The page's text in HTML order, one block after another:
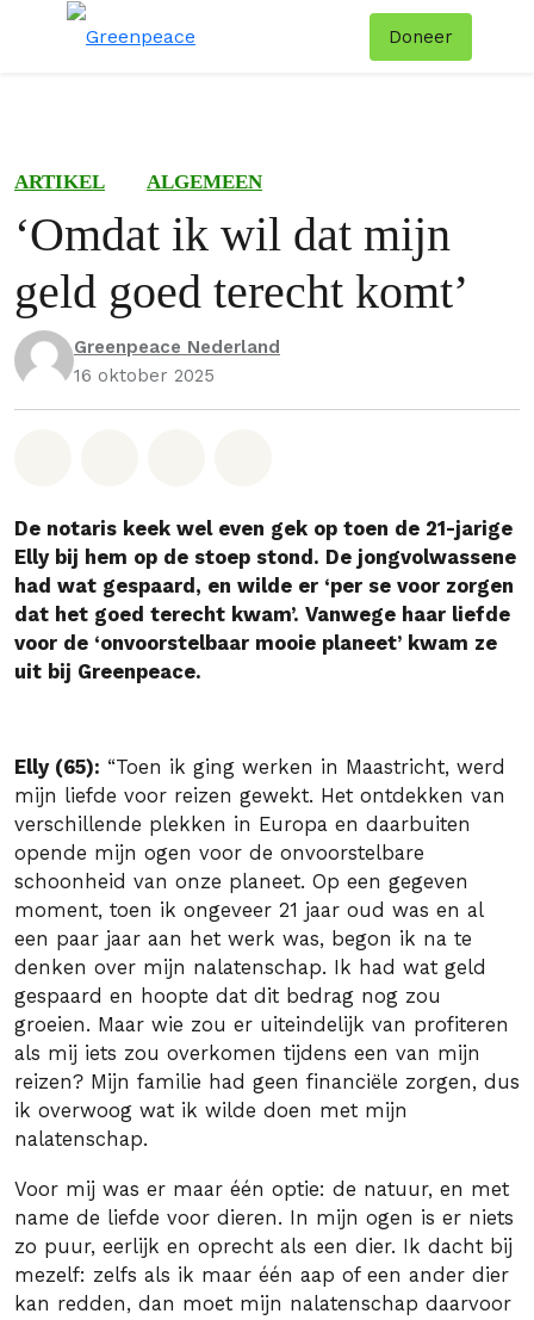
Doneer
ARTIKEL ALGEMEEN
‘Omdat ik wil dat mijn
geld goed terecht komt’
Greenpeace Nederland
16 oktober 2025
De notaris keek wel even gek op toen de 21-jarige
Elly bij hem op de stoep stond. De jongvolwassene
had wat gespaard, en wilde er ‘per se voor zorgen
dat het goed terecht kwam’. Vanwege haar liefde
voor de ‘onvoorstelbaar mooie planeet’ kwam ze
uit bij Greenpeace.
Elly (65): “Toen ik ging werken in Maastricht, werd
mijn liefde voor reizen gewekt. Het ontdekken van
verschillende plekken in Europa en daarbuiten
opende mijn ogen voor de onvoorstelbare
schoonheid van onze planeet. Op een gegeven
moment, toen ik ongeveer 21 jaar oud was en al
een paar jaar aan het werk was, begon ik na te
denken over mijn nalatenschap. Ik had wat geld
gespaard en hoopte dat dit bedrag nog zou
groeien. Maar wie zou er uiteindelijk van profiteren
als mij iets zou overkomen tijdens een van mijn
reizen? Mijn familie had geen financiële zorgen, dus
ik overwoog wat ik wilde doen met mijn
nalatenschap.
Voor mij was er maar één optie: de natuur, en met
name de liefde voor dieren. In mijn ogen is er niets
zo puur, eerlijk en oprecht als een dier. Ik dacht bij
mezelf: zelfs als ik maar één aap of een ander dier
kan redden, dan moet mijn nalatenschap daarvoor